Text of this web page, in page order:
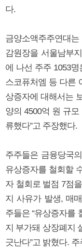
다.
금양소액주주연대
감원장을 서울남부
에 나선 주주 1053
스코퓨처엠 등 다른
상증자에 대해서는
양의 4500억 원 규
류했다”고 주장했다.
주주들은 금융당국
유상증자를 철회할
자 철회로 벌점 7점
지 사유가 발생, 매
주들은 “유상증자를
지 부가돼 상장폐지
긋난다”고 밝혔다.